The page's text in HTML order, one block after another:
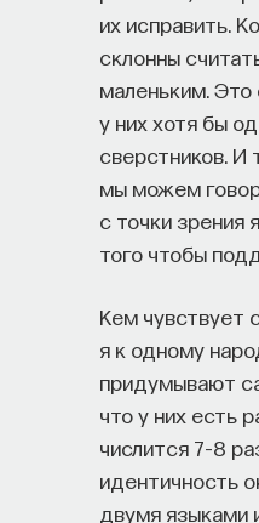
их исправить.
склонны
маленьким.
у них хотя бы
сверстников. И
мы можем
с точки зрения
того чтобы
Кем чувствует
я к одному
придумывают
что у них есть
числится 7–8
идентичность
двумя языками